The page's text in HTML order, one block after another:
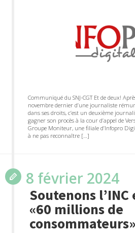
Communiqué du SNJ-CGT Et de deux!
novembre dernier d’une journaliste
dans ses droits, c’est un deuxième
gagner son procès à la cour d’appel de
Groupe Moniteur, une filiale d’Infopro
à ne pas reconnaître […]
8 février 2024
Soutenons
«60 millions de
consommateurs»